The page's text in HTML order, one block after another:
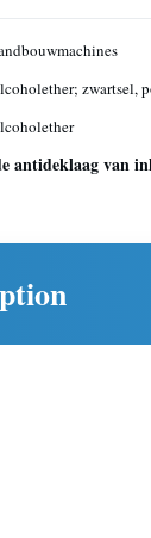
zwartsel,
antideklaag van